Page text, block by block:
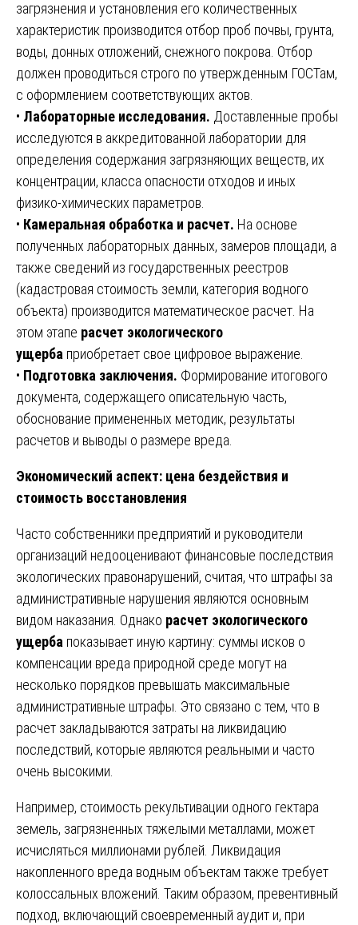
загрязнения и установления его количественных
характеристик производится отбор проб почвы, грунта,
воды, донных отложений, снежного покрова. Отбор
должен проводиться строго по утвержденным ГОСТам,
с оформлением соответствующих актов.
• Лабораторные исследования. Доставленные пробы
исследуются в аккредитованной лаборатории для
определения содержания загрязняющих веществ, их
концентрации, класса опасности отходов и иных
физико-химических параметров.
• Камеральная обработка и расчет. На основе
полученных лабораторных данных, замеров площади, а
также сведений из государственных реестров
(кадастровая стоимость земли, категория водного
объекта) производится математическое расчет. На
этом этапе расчет экологического
ущерба приобретает свое цифровое выражение.
• Подготовка заключения. Формирование итогового
документа, содержащего описательную часть,
обоснование примененных методик, результаты
расчетов и выводы о размере вреда.
Экономический аспект: цена бездействия и
стоимость восстановления
Часто собственники предприятий и руководители
организаций недооценивают финансовые последствия
экологических правонарушений, считая, что штрафы за
административные нарушения являются основным
видом наказания. Однако расчет экологического
ущерба показывает иную картину: суммы исков о
компенсации вреда природной среде могут на
несколько порядков превышать максимальные
административные штрафы. Это связано с тем, что в
расчет закладываются затраты на ликвидацию
последствий, которые являются реальными и часто
очень высокими.
Например, стоимость рекультивации одного гектара
земель, загрязненных тяжелыми металлами, может
исчисляться миллионами рублей. Ликвидация
накопленного вреда водным объектам также требует
колоссальных вложений. Таким образом, превентивный
подход, включающий своевременный аудит и, при